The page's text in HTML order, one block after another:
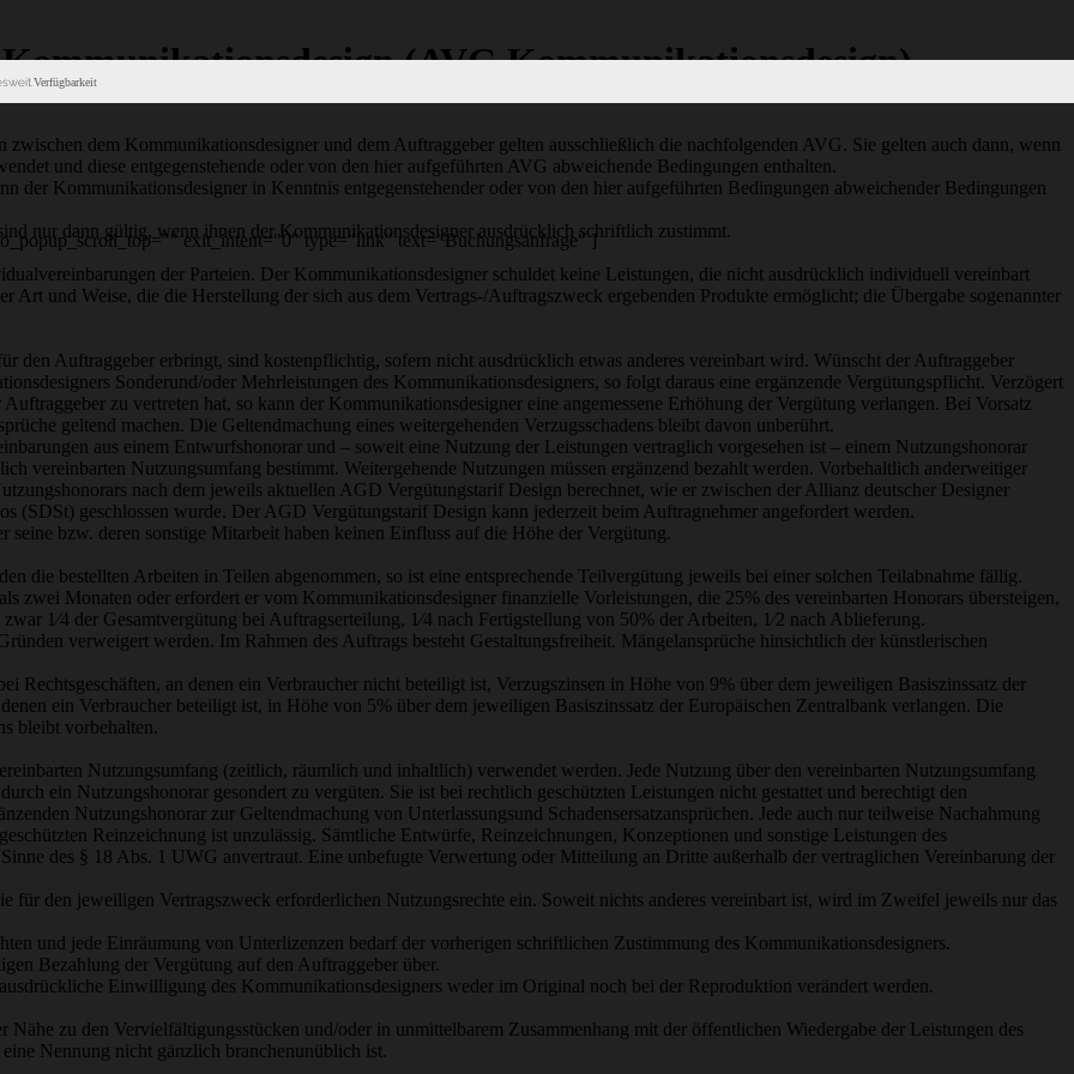
Verfügbarkeit
exit_intent="0" type="link" text="Buchungsanfrage" ]
(AVG Kommunikationsdesign)
dem Kommunikationsdesigner und dem Auftraggeber gelten ausschließlich die nachfolgenden AVG. Sie gelten auch dann, wenn
und diese entgegenstehende oder von den hier aufgeführten AVG abweichende Bedingungen enthalten.
der Kommunikationsdesigner in Kenntnis entgegenstehender oder von den hier aufgeführten Bedingungen abweichender Bedingungen
nur dann gültig, wenn ihnen der Kommunikationsdesigner ausdrücklich schriftlich zustimmt.
der Parteien. Der Kommunikationsdesigner schuldet keine Leistungen, die nicht ausdrücklich individuell vereinbart
Art und Weise, die die Herstellung der sich aus dem Vertrags-/Auftragszweck ergebenden Produkte ermöglicht; die Übergabe sogenannter
den Auftraggeber erbringt, sind kostenpflichtig, sofern nicht ausdrücklich etwas anderes vereinbart wird. Wünscht der Auftraggeber
Sonderund/oder Mehrleistungen des Kommunikationsdesigners, so folgt daraus eine ergänzende Vergütungspflicht. Verzögert
zu vertreten hat, so kann der Kommunikationsdesigner eine angemessene Erhöhung der Vergütung verlangen. Bei Vorsatz
geltend machen. Die Geltendmachung eines weitergehenden Verzugsschadens bleibt davon unberührt.
aus einem Entwurfshonorar und – soweit eine Nutzung der Leistungen vertraglich vorgesehen ist – einem Nutzungshonorar
vereinbarten Nutzungsumfang bestimmt. Weitergehende Nutzungen müssen ergänzend bezahlt werden. Vorbehaltlich anderweitiger
nach dem jeweils aktuellen AGD Vergütungstarif Design berechnet, wie er zwischen der Allianz deutscher Designer
(SDSt) geschlossen wurde. Der AGD Vergütungstarif Design kann jederzeit beim Auftragnehmer angefordert werden.
seine bzw. deren sonstige Mitarbeit haben keinen Einfluss auf die Höhe der Vergütung.
die bestellten Arbeiten in Teilen abgenommen, so ist eine entsprechende Teilvergütung jeweils bei einer solchen Teilabnahme fällig.
zwei Monaten oder erfordert er vom Kommunikationsdesigner finanzielle Vorleistungen, die 25% des vereinbarten Honorars übersteigen,
1⁄4 der Gesamtvergütung bei Auftragserteilung, 1⁄4 nach Fertigstellung von 50% der Arbeiten, 1⁄2 nach Ablieferung.
verweigert werden. Im Rahmen des Auftrags besteht Gestaltungsfreiheit. Mängelansprüche hinsichtlich der künstlerischen
Rechtsgeschäften, an denen ein Verbraucher nicht beteiligt ist, Verzugszinsen in Höhe von 9% über dem jeweiligen Basiszinssatz der
ein Verbraucher beteiligt ist, in Höhe von 5% über dem jeweiligen Basiszinssatz der Europäischen Zentralbank verlangen. Die
bleibt vorbehalten.
Nutzungsumfang (zeitlich, räumlich und inhaltlich) verwendet werden. Jede Nutzung über den vereinbarten Nutzungsumfang
ein Nutzungshonorar gesondert zu vergüten. Sie ist bei rechtlich geschützten Leistungen nicht gestattet und berechtigt den
Nutzungshonorar zur Geltendmachung von Unterlassungsund Schadensersatzansprüchen. Jede auch nur teilweise Nachahmung
Reinzeichnung ist unzulässig. Sämtliche Entwürfe, Reinzeichnungen, Konzeptionen und sonstige Leistungen des
des § 18 Abs. 1 UWG anvertraut. Eine unbefugte Verwertung oder Mitteilung an Dritte außerhalb der vertraglichen Vereinbarung der
für den jeweiligen Vertragszweck erforderlichen Nutzungsrechte ein. Soweit nichts anderes vereinbart ist, wird im Zweifel jeweils nur das
und jede Einräumung von Unterlizenzen bedarf der vorherigen schriftlichen Zustimmung des Kommunikationsdesigners.
Bezahlung der Vergütung auf den Auftraggeber über.
Einwilligung des Kommunikationsdesigners weder im Original noch bei der Reproduktion verändert werden.
zu den Vervielfältigungsstücken und/oder in unmittelbarem Zusammenhang mit der öffentlichen Wiedergabe der Leistungen des
Nennung nicht gänzlich branchenunüblich ist.